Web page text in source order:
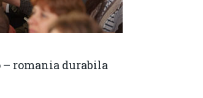
– romania durabila